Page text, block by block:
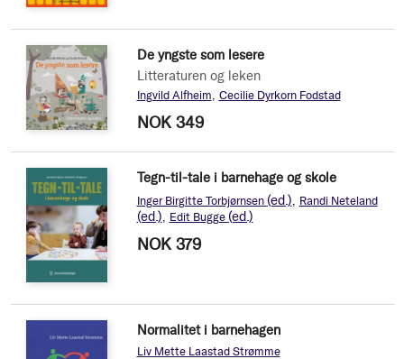
De yngste som lesere
Litteraturen og leken
Ingvild Alfheim Cecilie Dyrkorn Fodstad
NOK 349
Tegn-til-tale i barnehage og skole
Inger Birgitte Torbjørnsen (ed.) Randi Neteland
(ed.) Edit Bugge (ed.)
NOK 379
Normalitet i barnehagen
Liv Mette Laastad Strømme